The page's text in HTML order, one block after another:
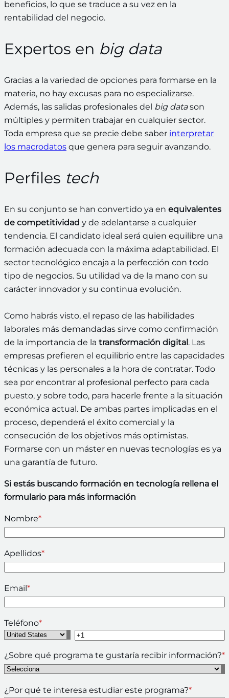
beneficios, lo que se traduce a su vez en la
rentabilidad del negocio.
Expertos en big data
Gracias a la variedad de opciones para formarse en la
materia, no hay excusas para no especializarse.
Además, las salidas profesionales del big datason
múltiples y permiten trabajar en cualquier sector.
Toda empresa que se precie debe saber interpretar
los macrodatos que genera para seguir avanzando.
Perfiles tech
En su conjunto se han convertido ya en equivalentes
de competitividad y de adelantarse a cualquier
tendencia. El candidato ideal será quien equilibre una
formación adecuada con la máxima adaptabilidad. El
sector tecnológico encaja a la perfección con todo
tipo de negocios. Su utilidad va de la mano con su
carácter innovador y su continua evolución.
Como habrás visto, el repaso de las habilidades
laborales más demandadas sirve como confirmación
de la importancia de la transformación digital . Las
empresas prefieren el equilibrio entre las capacidades
técnicas y las personales a la hora de contratar. Todo
sea por encontrar al profesional perfecto para cada
puesto, y sobre todo, para hacerle frente a la situación
económica actual. De ambas partes implicadas en el
proceso, dependerá el éxito comercial y la
consecución de los objetivos más optimistas.
Formarse con un máster en nuevas tecnologías es ya
una garantía de futuro.
Si estás buscando formación en tecnología rellena el
formulario para más información
Nombre*
Apellidos*
Email *
Teléfono*
¿Sobre qué programa te gustaría recibir información?*
¿Por qué te interesa estudiar este programa?*